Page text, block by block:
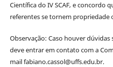
Científica do IV SCAF, e concordo
referentes se tornem propriedade
Observação: Caso houver
deve entrar em contato com a
mail fabiano.cassol@uffs.edu.br.